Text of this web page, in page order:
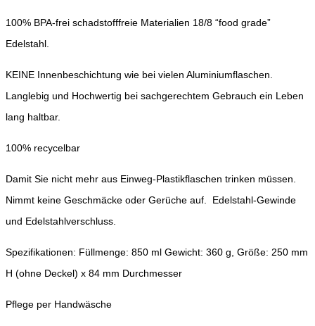
100% BPA-frei schadstofffreie Materialien 18/8 “food grade”
Edelstahl.
KEINE Innenbeschichtung wie bei vielen Aluminiumflaschen.
Langlebig und Hochwertig bei sachgerechtem Gebrauch ein Leben
lang haltbar.
100% recycelbar
Damit Sie nicht mehr aus Einweg-Plastikflaschen trinken müssen.
Nimmt keine Geschmäcke oder Gerüche auf. Edelstahl-Gewinde
und Edelstahlverschluss.
Spezifikationen: Füllmenge: 850 ml Gewicht: 360 g, Größe: 250 mm
H (ohne Deckel) x 84 mm Durchmesser
Pflege per Handwäsche